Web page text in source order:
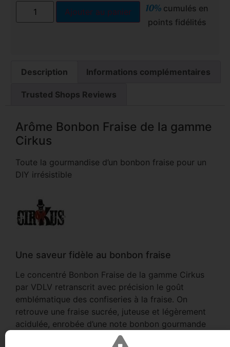
Ajouter au panier 10% cumulés en
points fidélités
Description Informations complémentaires
Trusted Shops Reviews
Arôme Bonbon Fraise de la gamme
Cirkus
Toute la gourmandise d’un bonbon fraise pour un
DIY irrésistible
Une saveur fidèle au bonbon fraise
Le concentré Bonbon Fraise de la gamme Cirkus
par VDLV retranscrit avec précision le goût
emblématique des confiseries à la fraise. On
retrouve une fraise sucrée, juteuse et légèrement
acidulée, enrobée d’une note bonbon gourmande
qui rappelle instantanément les friandises de